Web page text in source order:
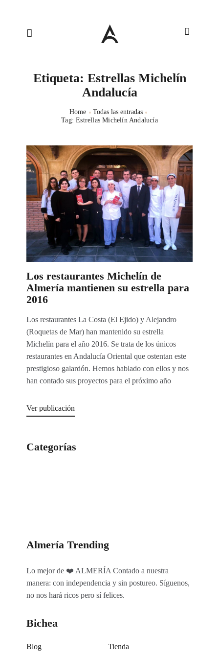
Etiqueta: Estrellas Michelín
Andalucía
Home
Todas las entradas
Tag: Estrellas Michelín Andalucía
Los restaurantes Michelín de
Almería mantienen su estrella para
2016
Los restaurantes La Costa (El Ejido) y Alejandro
(Roquetas de Mar) han mantenido su estrella
Michelín para el año 2016. Se trata de los únicos
restaurantes en Andalucía Oriental que ostentan este
prestigioso galardón. Hemos hablado con ellos y nos
han contado sus proyectos para el próximo año
Ver publicación
Categorías
Almería Trending
Lo mejor de ❤️ ALMERÍA Contado a nuestra
manera: con independencia y sin postureo. Síguenos,
no nos hará ricos pero sí felices.
Bichea
Blog
Tienda